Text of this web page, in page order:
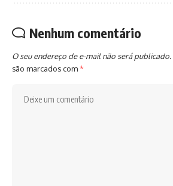
Nenhum comentário
O seu endereço de e-mail não será publicado.
são marcados com*